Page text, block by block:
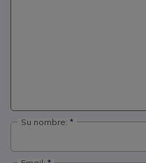
Su nombre: